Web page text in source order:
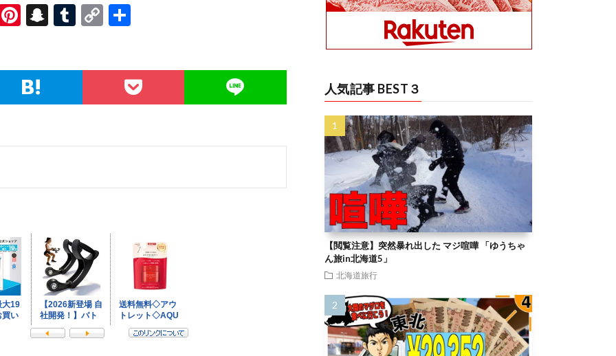
Pi
es
t
S
h
T
r
C
Li
k
人気記事 BEST３
【閲覧注意】突然暴れ出した マジ喧嘩 「ゆうちゃ
ん旅in北海道5」
北海道旅行